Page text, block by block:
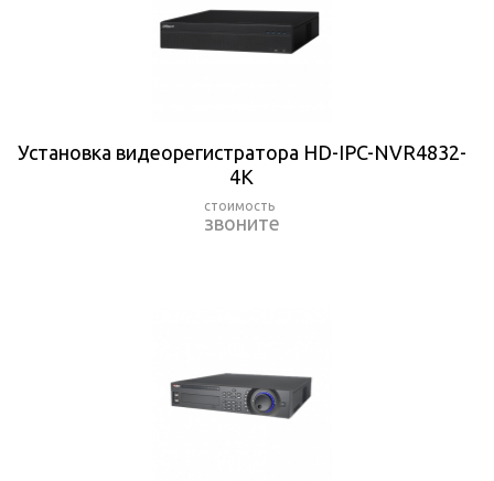
Установка видеорегистратора HD-IPC-NVR4832-
4K
звоните